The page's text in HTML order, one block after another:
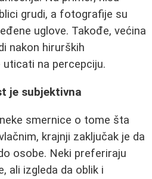
grudi, a fotografije su
uglove. Takođe, većina
nakon hirurških
na percepciju.
je subjektivna
smernice o tome šta
krajnji zaključak je da
osobe. Neki preferiraju
ali izgleda da oblik i